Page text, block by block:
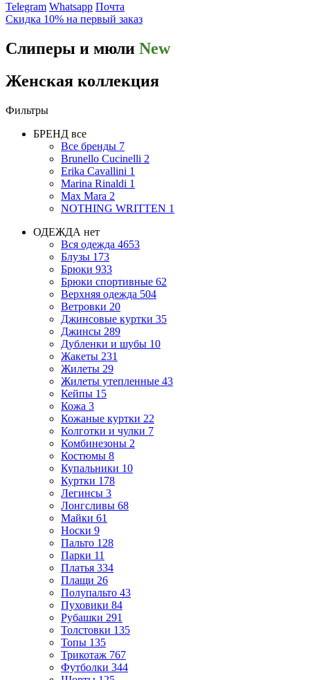
Telegram Whatsapp Почта
Скидка 10% на первый заказ
Слиперы и мюли New
Женская коллекция
Фильтры
БРЕНД все
Все бренды 7
Brunello Cucinelli 2
Erika Cavallini 1
Marina Rinaldi 1
Max Mara 2
NOTHING WRITTEN 1
ОДЕЖДА нет
Вся одежда 4653
Блузы 173
Брюки 933
Брюки спортивные 62
Верхняя одежда 504
Ветровки 20
Джинсовые куртки 35
Джинсы 289
Дубленки и шубы 10
Жакеты 231
Жилеты 29
Жилеты утепленные 43
Кейпы 15
Кожа 3
Кожаные куртки 22
Колготки и чулки 7
Комбинезоны 2
Костюмы 8
Купальники 10
Куртки 178
Легинсы 3
Лонгсливы 68
Майки 61
Носки 9
Пальто 128
Парки 11
Платья 334
Плащи 26
Полупальто 43
Пуховики 84
Рубашки 291
Толстовки 135
Топы 135
Трикотаж 767
Футболки 344